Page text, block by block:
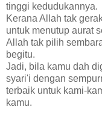
tinggi kedudukannya.
Kerana Allah tak
untuk menutup aurat
Allah tak pilih
begitu.
Jadi, bila kamu dah
syari'i dengan
terbaik untuk kami-
kamu.